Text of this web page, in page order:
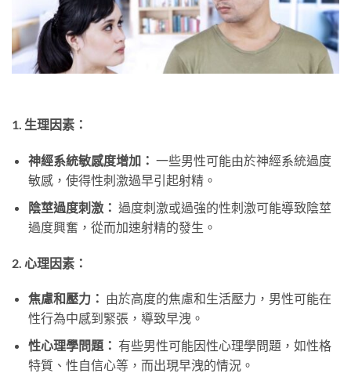
1. 生理因素：
神經系統敏感度增加： 一些男性可能由於神經系統過度
敏感，使得性刺激過早引起射精。
陰莖過度刺激： 過度刺激或過強的性刺激可能導致陰莖
過度興奮，從而加速射精的發生。
2. 心理因素：
焦慮和壓力： 由於高度的焦慮和生活壓力，男性可能在
性行為中感到緊張，導致早洩。
性心理學問題： 有些男性可能因性心理學問題，如性格
特質、性自信心等，而出現早洩的情況。